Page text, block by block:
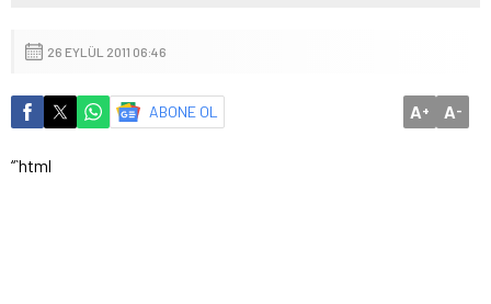
26 EYLÜL 2011 06:46
ABONE OL A+ A-
“`html